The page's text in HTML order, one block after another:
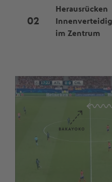
Herausrücken
im Zentrum